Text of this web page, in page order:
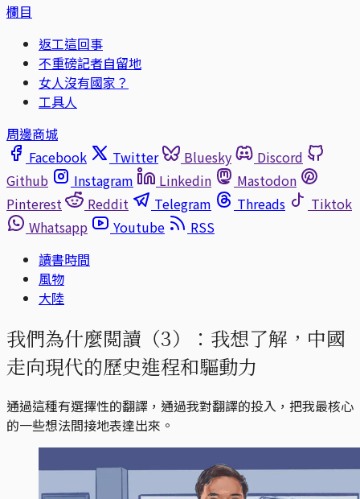
欄目
返工這回事
不重磅記者自留地
女人沒有國家？
工具人
周邊商城
Facebook
Twitter Bluesky
Discord
Github
Instagram Linkedin
Mastodon
Pinterest
Reddit Telegram Threads
Tiktok
Whatsapp
Youtube
RSS
讀書時間
風物
大陸
我們為什麼閲讀（3）：我想了解，中國
走向現代的歷史進程和驅動力
通過這種有選擇性的翻譯，通過我對翻譯的投入，把我最核心
的一些想法間接地表達出來。